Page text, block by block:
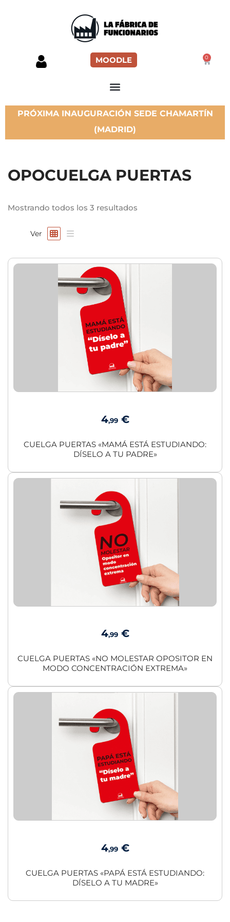
MOODLE 0
PRÓXIMA INAUGURACIÓN SEDE CHAMARTÍN
(MADRID)
OPOCUELGA PUERTAS
Mostrando todos los 3 resultados
Ver
4,99 €
CUELGA PUERTAS «MAMÁ ESTÁ ESTUDIANDO:
DÍSELO A TU PADRE»
4,99 €
CUELGA PUERTAS «NO MOLESTAR OPOSITOR EN
MODO CONCENTRACIÓN EXTREMA»
4,99 €
CUELGA PUERTAS «PAPÁ ESTÁ ESTUDIANDO:
DÍSELO A TU MADRE»